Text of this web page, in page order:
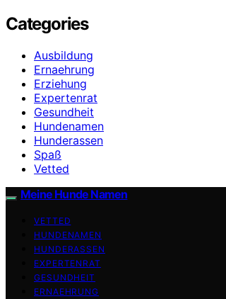
Categories
Ausbildung
Ernaehrung
Erziehung
Expertenrat
Gesundheit
Hundenamen
Hunderassen
Spaß
Vetted
Meine Hunde Namen
VETTED
HUNDENAMEN
HUNDERASSEN
EXPERTENRAT
GESUNDHEIT
ERNAEHRUNG